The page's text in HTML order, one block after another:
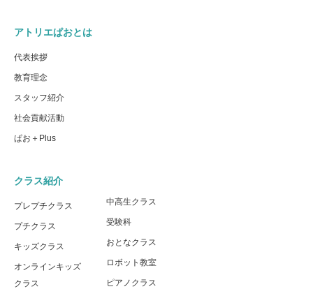
アトリエぱおとは
代表挨拶
教育理念
スタッフ紹介
社会貢献活動
ぱお＋Plus
クラス紹介
プレプチクラス
プチクラス
キッズクラス
オンラインキッズ
クラス
中高生クラス
受験科
おとなクラス
ロボット教室
ピアノクラス